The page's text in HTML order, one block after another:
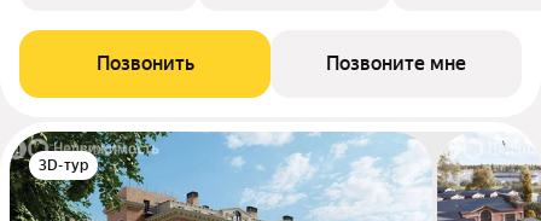
Позвонить Позвоните мне
3D-тур